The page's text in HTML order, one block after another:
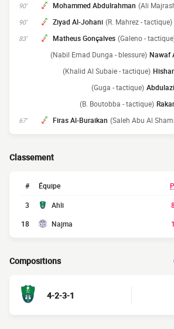
90' Mohammed Abdulrahman (Ali
90' Ziyad Al-Johani (R. Mahrez - tactique)
83' Matheus Gonçalves (Galeno -
Nawaf
(Nabil Emad Dunga - blessure)
(Khalid Al Subaie - tactique)
(Guga - tactique)
(B. Boutobba - tactique)
67' Firas Al-Buraikan (Saleh Abu Al
Classement
# Équipe
3 Ahli
18
Najma
Compositions
4-2-3-1